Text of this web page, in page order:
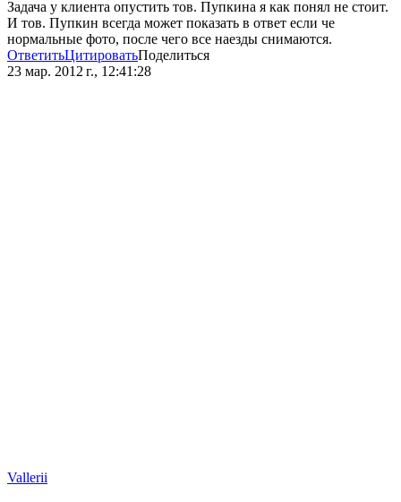
Задача у клиента опустить тов. Пупкина я как понял не стоит.
И тов. Пупкин всегда может показать в ответ если че
нормальные фото, после чего все наезды снимаются.
ОтветитьЦитироватьПоделиться
23 мар. 2012 г., 12:41:28
Vallerii